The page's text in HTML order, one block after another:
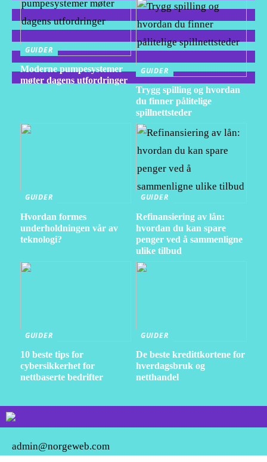
GUIDER
Moderne pumpesystemer
møter dagens utfordringer
GUIDER
Trygg spilling og hvordan
du finner pålitelige
spillnettsteder
GUIDER
Hvordan formes
underholdningen vår av
teknologi?
GUIDER
Refinansiering av lån:
hvordan du kan spare
penger ved å sammenligne
ulike tilbud
GUIDER
10 beste tips for
cybersikkerhet for
nettbaserte bedrifter
GUIDER
De beste kredittkortene for
hverdagsbruk og
netthandel
admin@norgeweb.com